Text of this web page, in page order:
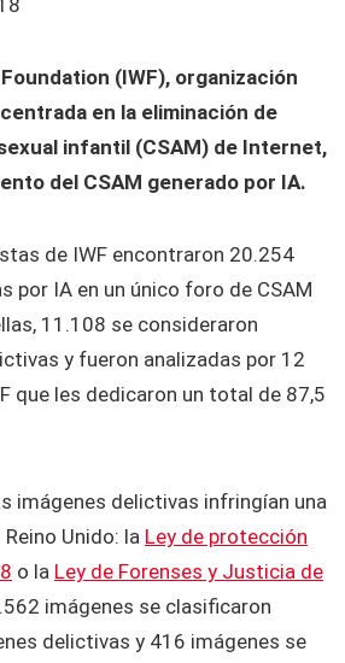
(IWF), organización
en la eliminación de
infantil (CSAM) de Internet,
del CSAM generado por IA.
de IWF encontraron 20.254
por IA en un único foro de CSAM
11.108 se consideraron
y fueron analizadas por 12
que les dedicaron un total de 87,5
imágenes delictivas infringían una
Unido: la Ley de protección
o la Ley de Forenses y Justicia de
imágenes se clasificaron
delictivas y 416 imágenes se